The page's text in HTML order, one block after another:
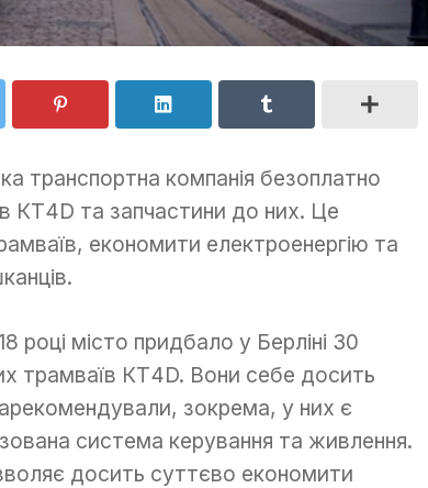
транспортна компанія безоплатно
КТ4D та запчастини до них. Це
економити електроенергію та
році місто придбало у Берліні 30
трамваїв КТ4D. Вони себе досить
зокрема, у них є
система керування та живлення.
досить суттєво економити